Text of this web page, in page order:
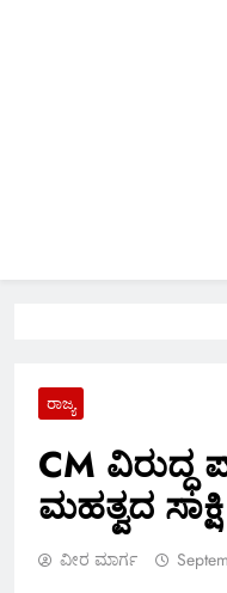
ರಾಜ್ಯ
CM ವಿರುದ್ಧ
ಮಹತ್ವದ
ವೀರ ಮಾರ್ಗ